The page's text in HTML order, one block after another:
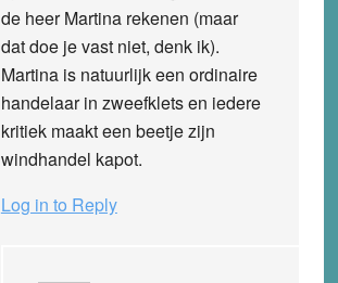
de heer Martina rekenen (maar
dat doe je vast niet, denk ik).
Martina is natuurlijk een ordinaire
handelaar in zweefklets en iedere
kritiek maakt een beetje zijn
windhandel kapot.
Log in to Reply